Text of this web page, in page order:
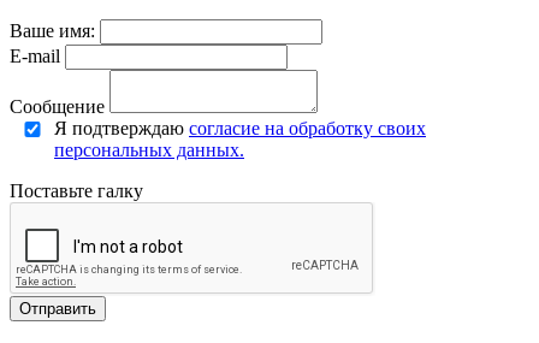
Ваше имя:
E-mail
Сообщение
Я подтверждаю согласие на обработку своих
персональных данных.
Поставьте галку
Отправить